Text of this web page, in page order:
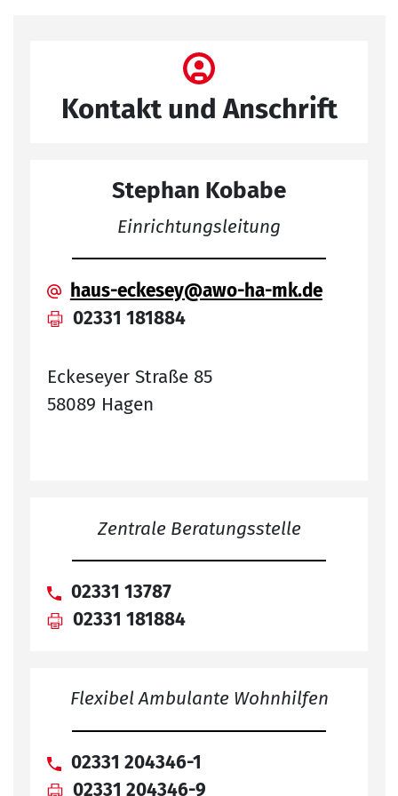
Kontakt und Anschrift
Stephan Kobabe
Einrichtungsleitung
haus-eckesey@awo-ha-mk.de
02331 181884
Eckeseyer Straße 85
58089 Hagen
Zentrale Beratungsstelle
02331 13787
02331 181884
Flexibel Ambulante Wohnhilfen
02331 204346-1
02331 204346-9